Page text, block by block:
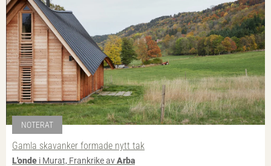
NOTERAT
Gamla skavanker formade nytt tak
L'onde i Murat, Frankrike avArba